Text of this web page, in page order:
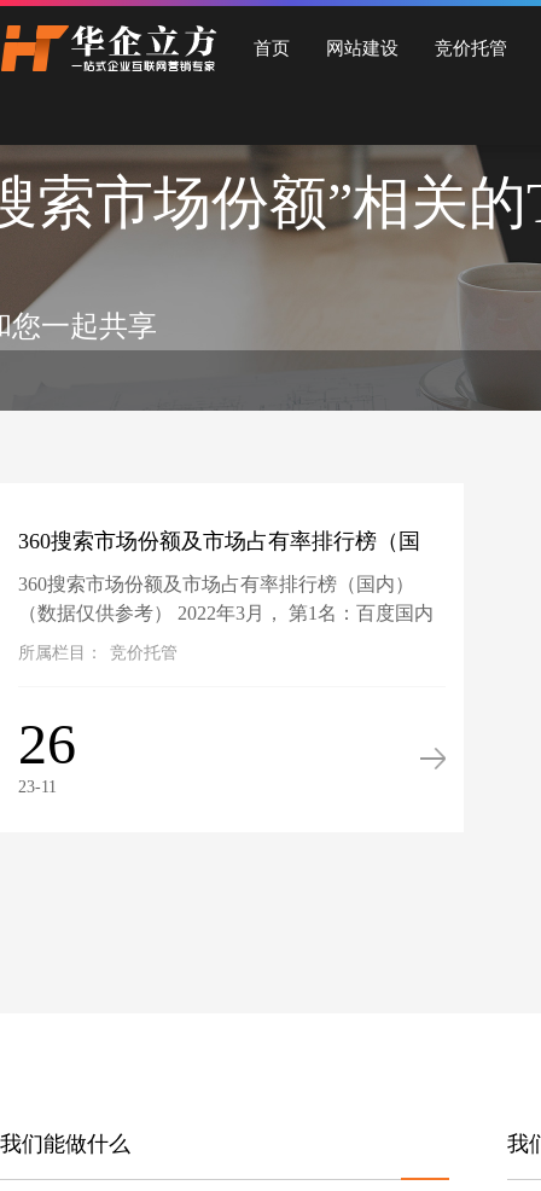
首页 网站建设 竞价托管
索市场份额”相关
您一起共享
360搜索市场份额及市场占有率排行榜（国
内）
360搜索市场份额及市场占有率排行榜（国内）
（数据仅供参考） 2022年3月， 第1名：百度国内
市场份额为84.27%，排名第一（即最大）；(在另
所属栏目： 竞价托管
26
23-11
我们能做什么 我